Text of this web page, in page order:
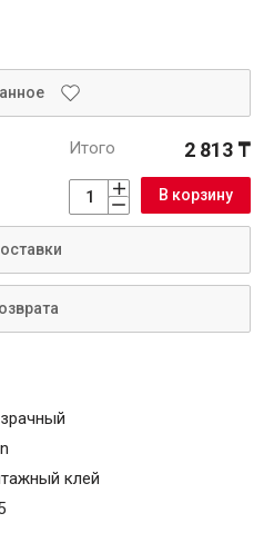
Итого 2 813 ₸
В корзину
клей
отделочных работ